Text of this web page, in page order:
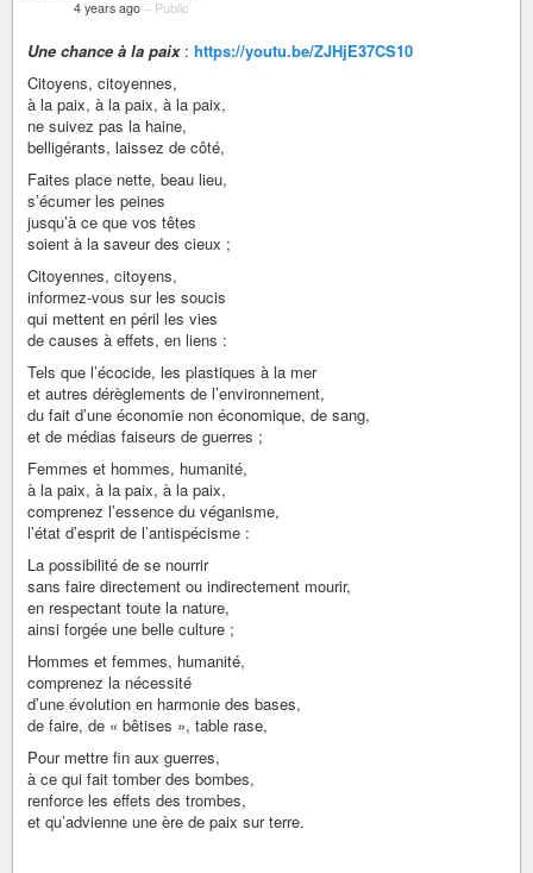
4 years ago – Public
Une chance à la paix: https://youtu.be/ZJHjE37CS10
Citoyens, citoyennes,
à la paix, à la paix, à la paix,
ne suivez pas la haine,
belligérants, laissez de côté,
Faites place nette, beau lieu,
s’écumer les peines
jusqu’à ce que vos têtes
soient à la saveur des cieux ;
Citoyennes, citoyens,
informez-vous sur les soucis
qui mettent en péril les vies
de causes à effets, en liens :
Tels que l’écocide, les plastiques à la mer
et autres dérèglements de l’environnement,
du fait d’une économie non économique, de sang,
et de médias faiseurs de guerres ;
Femmes et hommes, humanité,
à la paix, à la paix, à la paix,
comprenez l’essence du véganisme,
l’état d’esprit de l’antispécisme :
La possibilité de se nourrir
sans faire directement ou indirectement mourir,
en respectant toute la nature,
ainsi forgée une belle culture ;
Hommes et femmes, humanité,
comprenez la nécessité
d’une évolution en harmonie des bases,
de faire, de « bêtises », table rase,
Pour mettre fin aux guerres,
à ce qui fait tomber des bombes,
renforce les effets des trombes,
et qu’advienne une ère de paix sur terre.